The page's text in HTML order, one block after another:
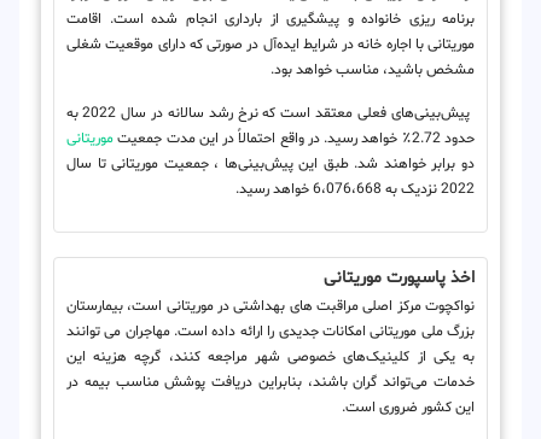
برنامه ریزی خانواده و پیشگیری از بارداری انجام شده است. اقامت
موریتانی با اجاره خانه در شرایط ایده‌آل در صورتی که دارای موقعیت شغلی
مشخص باشید، مناسب خواهد بود.
پیش‌بینی‌های فعلی معتقد است که نرخ رشد سالانه در سال 2022 به
حدود 2.72٪ خواهد رسید. در واقع احتمالاً در این مدت جمعیت
موریتانی
دو برابر خواهند شد. طبق این پیش‌بینی‌ها ، جمعیت موریتانی تا سال
2022 نزدیک به 6،076،668 خواهد رسید.
اخذ پاسپورت موریتانی
نواکچوت مرکز اصلی مراقبت های بهداشتی در موریتانی است، بیمارستان
بزرگ ملی موریتانی امکانات جدیدی را ارائه داده است. مهاجران می توانند
به یکی از کلینیک‌های خصوصی شهر مراجعه کنند، گرچه هزینه این
خدمات می‌تواند گران باشند، بنابراین دریافت پوشش مناسب بیمه در
این کشور ضروری است.